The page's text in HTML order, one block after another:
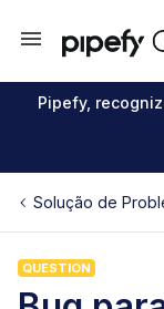
Pipefy,
Solução de
QUESTION